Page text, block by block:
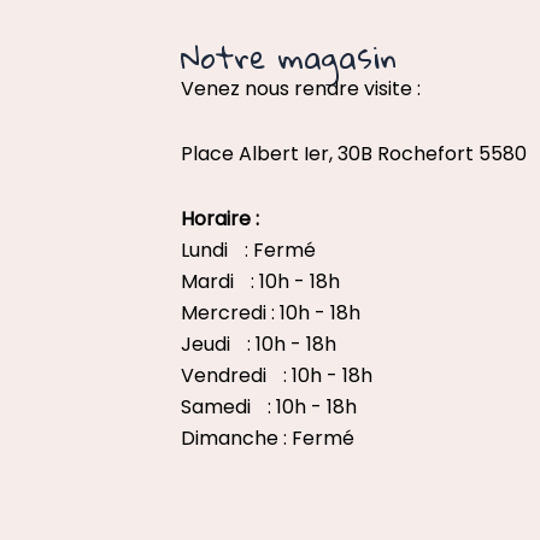
Notre magasin
Venez nous rendre visite :
Place Albert Ier, 30B Rochefort 5580
Horaire :
Lundi : Fermé
Mardi : 10h - 18h
Mercredi : 10h - 18h
Jeudi : 10h - 18h
Vendredi : 10h - 18h
Samedi : 10h - 18h
Dimanche : Fermé